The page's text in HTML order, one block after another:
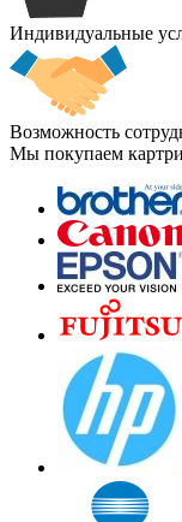
Индивидуальные
Возможность
Мы покупаем